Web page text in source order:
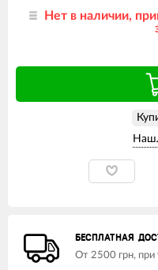
Нет в наличии,
БЕСПЛАТНАЯ
От 2500 грн, при